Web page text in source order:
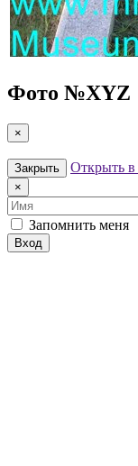
Фото №XYZ
×
Закрыть Открыть
×
Имя
Запомнить меня
Вход